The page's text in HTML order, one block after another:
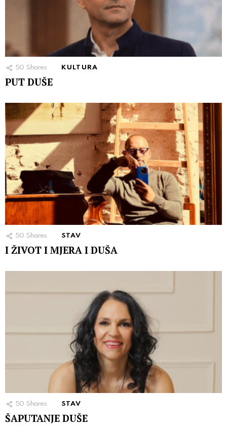
50 Shares KULTURA
PUT DUŠE
50 Shares STAV
I ŽIVOT I MJERA I DUŠA
50 Shares STAV
ŠAPUTANJE DUŠE